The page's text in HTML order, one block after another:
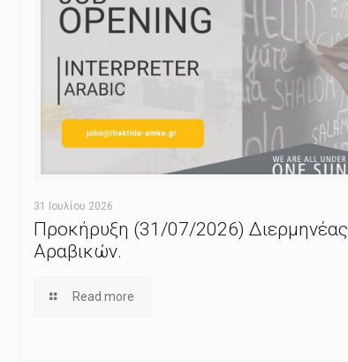
31 Ιουλίου 2026
Προκήρυξη (31/07/2026) Διερμηνέας
Αραβικών.
Read more